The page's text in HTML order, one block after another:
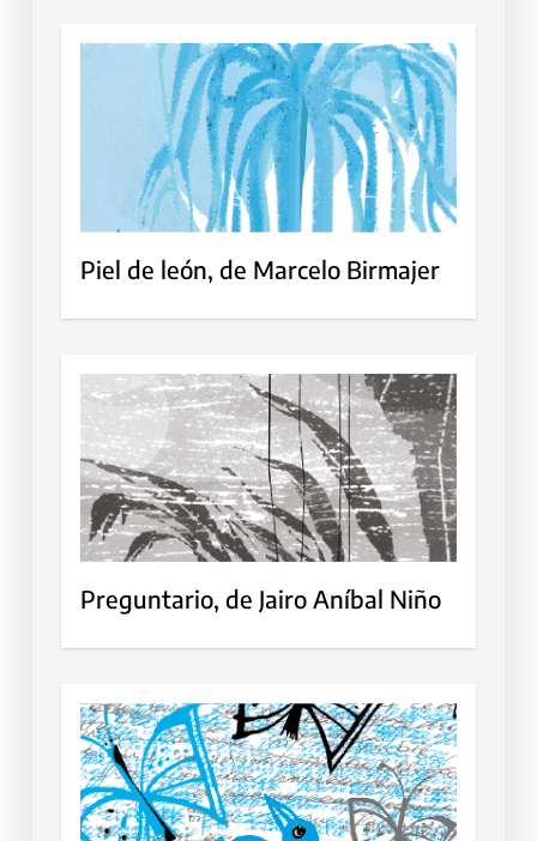
Piel de león, de Marcelo Birmajer
Preguntario, de Jairo Aníbal Niño